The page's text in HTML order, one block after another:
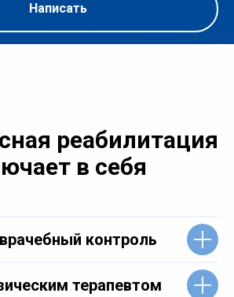
Написать
реабилитация
в себя
контроль
терапевтом